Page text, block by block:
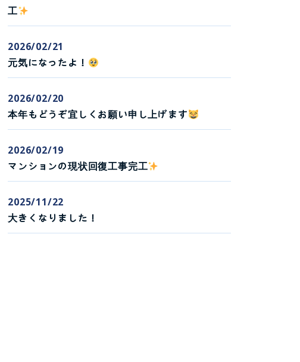
工
2026/02/21
元気になったよ！
2026/02/20
本年もどうぞ宜しくお願い申し上げます
2026/02/19
マンションの現状回復工事完工
2025/11/22
大きくなりました！